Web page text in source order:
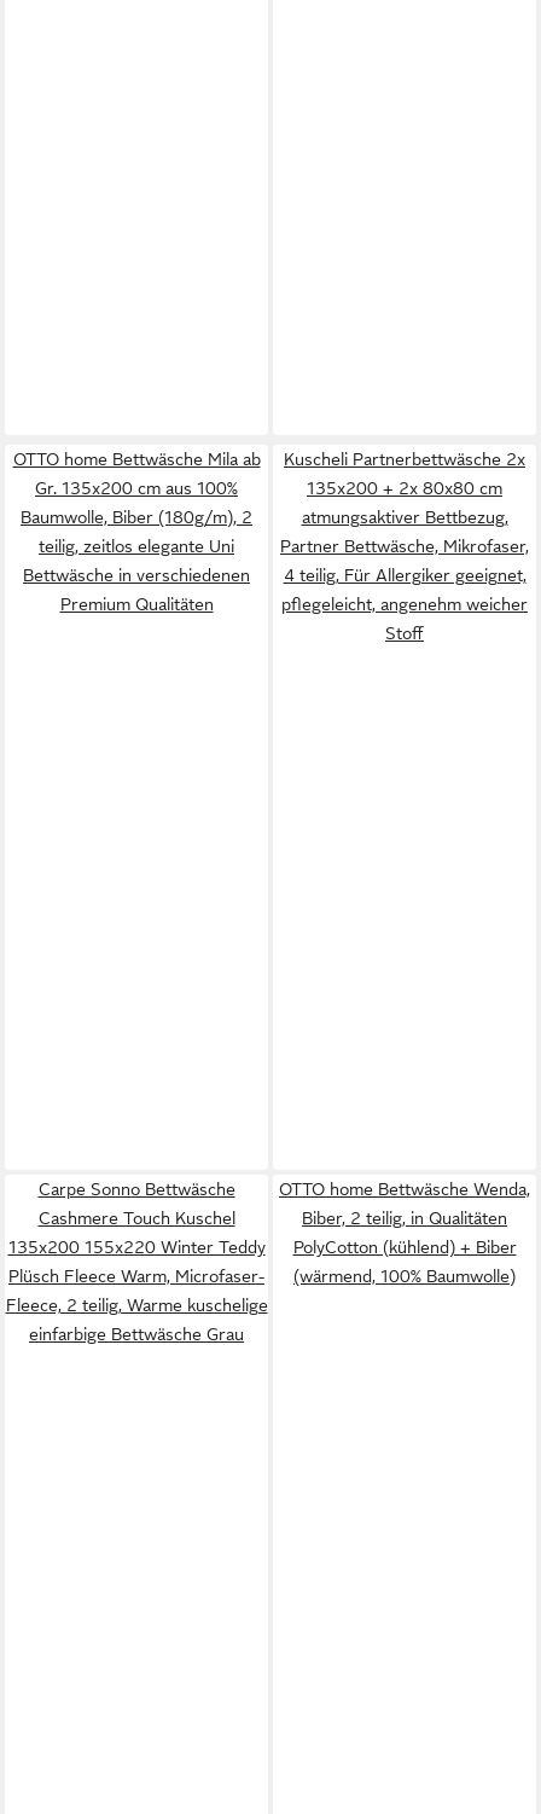
OTTO home Bettwäsche Mila ab
Gr. 135x200 cm aus 100%
Baumwolle, Biber (180g/m), 2
teilig, zeitlos elegante Uni
Bettwäsche in verschiedenen
Premium Qualitäten
Kuscheli Partnerbettwäsche 2x
135x200 + 2x 80x80 cm
atmungsaktiver Bettbezug,
Partner Bettwäsche, Mikrofaser,
4 teilig, Für Allergiker geeignet,
pflegeleicht, angenehm weicher
Stoff
Carpe Sonno Bettwäsche
Cashmere Touch Kuschel
135x200 155x220 Winter Teddy
Plüsch Fleece Warm, Microfaser-
Fleece, 2 teilig, Warme kuschelige
einfarbige Bettwäsche Grau
OTTO home Bettwäsche Wenda,
Biber, 2 teilig, in Qualitäten
PolyCotton (kühlend) + Biber
(wärmend, 100% Baumwolle)